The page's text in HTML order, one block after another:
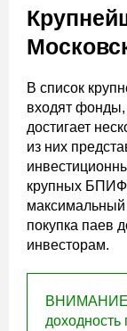
В список
входят фонды,
достигает
из них
крупных БПИФ
максимальный
покупка паев
инвесторам.
ВНИМАНИЕ!